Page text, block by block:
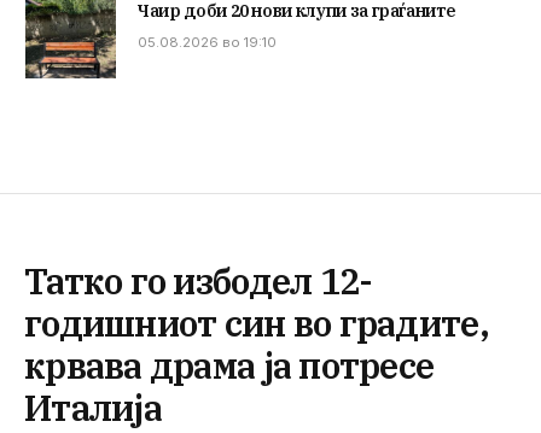
Чаир доби 20 нови клупи за граѓаните
05.08.2026 во 19:10
Татко го избодел 12-
годишниот син во градите,
крвава драма ја потресе
Италија